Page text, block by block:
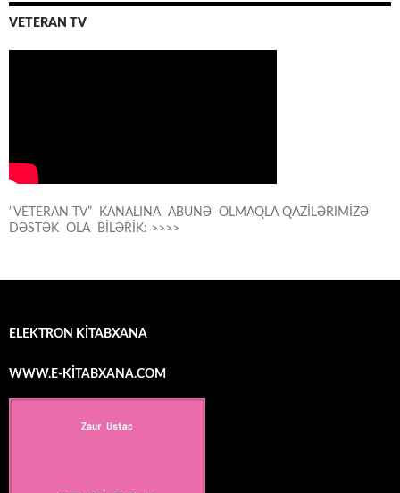
VETERAN TV
“VETERAN TV” KANALINA ABUNƏ OLMAQLA QAZİLƏRIMİZƏ
DƏSTƏK OLA BİLƏRİK: >>>>
ELEKTRON KİTABXANA
WWW.E-KİTABXANA.COM